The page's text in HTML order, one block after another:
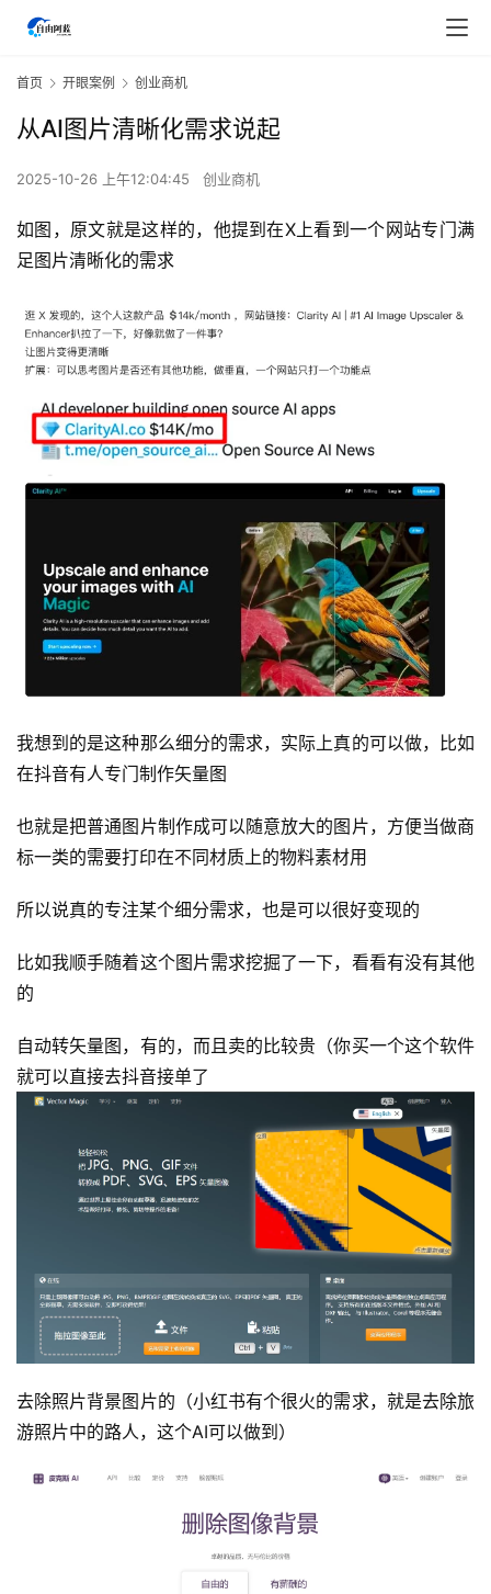
页
行
快
首页 开眼案例 创业商机
从AI图片清晰化需求说起
2025-10-26 上午12:04:45 创业商机
如图，原文就是这样的，他提到在X上看到一个网站专门满
足图片清晰化的需求
我想到的是这种那么细分的需求，实际上真的可以做，比如
在抖音有人专门制作矢量图
也就是把普通图片制作成可以随意放大的图片，方便当做商
标一类的需要打印在不同材质上的物料素材用
所以说真的专注某个细分需求，也是可以很好变现的
比如我顺手随着这个图片需求挖掘了一下，看看有没有其他
的
自动转矢量图，有的，而且卖的比较贵（你买一个这个软件
就可以直接去抖音接单了
去除照片背景图片的（小红书有个很火的需求，就是去除旅
游照片中的路人，这个AI可以做到）